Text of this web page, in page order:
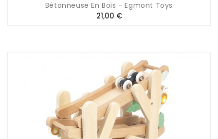
Bétonneuse En Bois - Egmont Toys
21,00 €Prix